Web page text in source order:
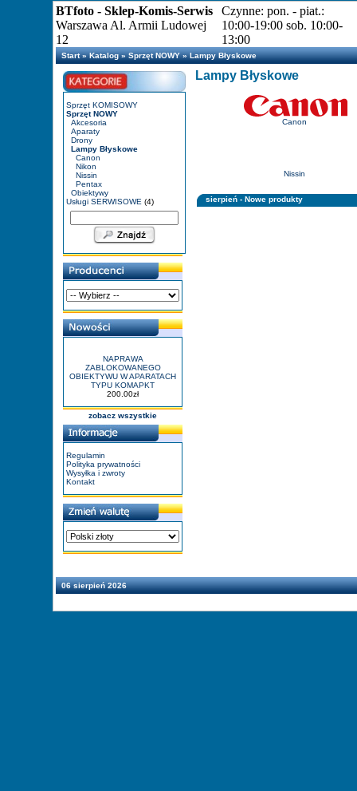
BTfoto - Sklep-Komis-Serwis
Warszawa Al. Armii Ludowej
12
Czynne: pon. - piat.:
10:00-19:00 sob. 10:00-
13:00
Start»Katalog»Sprzęt NOWY»Lampy Błyskowe
Sprzęt KOMISOWY
Sprzęt NOWY
Akcesoria
Aparaty
Drony
Lampy Błyskowe
Canon
Nikon
Nissin
Pentax
Obiektywy
Usługi SERWISOWE (4)
NAPRAWA
ZABLOKOWANEGO
OBIEKTYWU W APARATACH
TYPU KOMAPKT
200.00zł
zobacz wszystkie
Regulamin
Polityka prywatności
Wysyłka i zwroty
Kontakt
Lampy Błyskowe
Canon
Nissin
sierpień - Nowe produkty
06 sierpień 2026